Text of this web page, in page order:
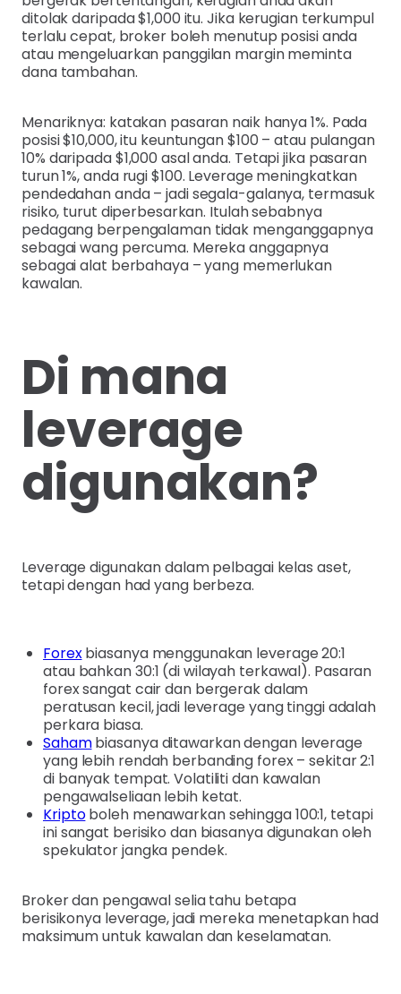
ditolak daripada $1,000 itu. Jika kerugian terkumpul
terlalu cepat, broker boleh menutup posisi anda
atau mengeluarkan panggilan margin meminta
dana tambahan.
Menariknya: katakan pasaran naik hanya 1%. Pada
posisi $10,000, itu keuntungan $100 – atau pulangan
10% daripada $1,000 asal anda. Tetapi jika pasaran
turun 1%, anda rugi $100. Leverage meningkatkan
pendedahan anda – jadi segala-galanya, termasuk
risiko, turut diperbesarkan. Itulah sebabnya
pedagang berpengalaman tidak menganggapnya
sebagai wang percuma. Mereka anggapnya
sebagai alat berbahaya – yang memerlukan
kawalan.
Di mana
leverage
digunakan?
Leverage digunakan dalam pelbagai kelas aset,
tetapi dengan had yang berbeza.
Forexbiasanya menggunakan leverage 20:1
atau bahkan 30:1 (di wilayah terkawal). Pasaran
forex sangat cair dan bergerak dalam
peratusan kecil, jadi leverage yang tinggi adalah
perkara biasa.
Sahambiasanya ditawarkan dengan leverage
yang lebih rendah berbanding forex – sekitar 2:1
di banyak tempat. Volatiliti dan kawalan
pengawalseliaan lebih ketat.
Kriptoboleh menawarkan sehingga 100:1, tetapi
ini sangat berisiko dan biasanya digunakan oleh
spekulator jangka pendek.
Broker dan pengawal selia tahu betapa
berisikonya leverage, jadi mereka menetapkan had
maksimum untuk kawalan dan keselamatan.